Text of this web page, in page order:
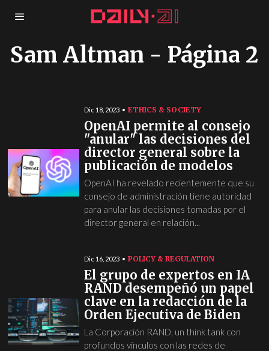
Sam Altman - Página 2
Dic 18, 2023 ETHICS & SOCIETY
OpenAI permite al consejo
"anular" las decisiones del
director general sobre la
publicación de modelos
OpenAI ha revelado recientemente que su
consejo de administración tiene autoridad
para anular las decisiones tomadas por el
director general en relación...
Dic 16, 2023 POLICY & REGULATION
El grupo de expertos en IA
RAND desempeñó un papel
clave en la redacción de la
Orden Ejecutiva de Biden
La Corporación RAND, un think tank con
profundos vínculos con las redes de